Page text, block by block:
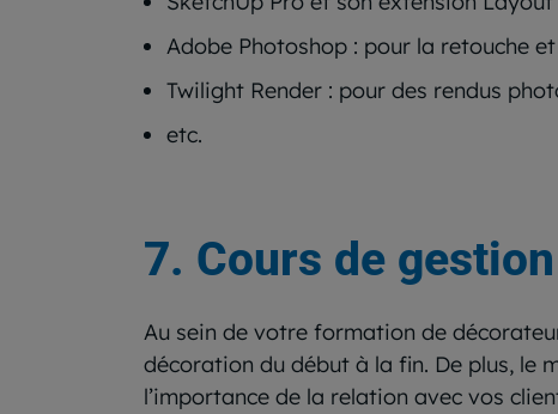
Adobe Photoshop : pour la retouche
Twilight Render : pour des rendus
etc.
7. Cours de
Au sein de votre formation de
décoration du début à la fin. De plus, le
l’importance de la relation avec vos